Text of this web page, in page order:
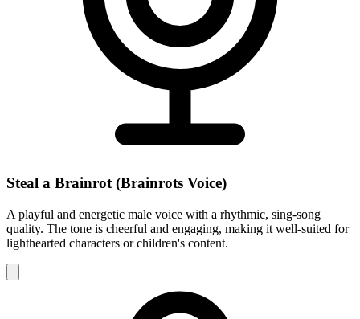
Steal a Brainrot (Brainrots Voice)
A playful and energetic male voice with a rhythmic, sing-song
quality. The tone is cheerful and engaging, making it well-suited for
lighthearted characters or children's content.